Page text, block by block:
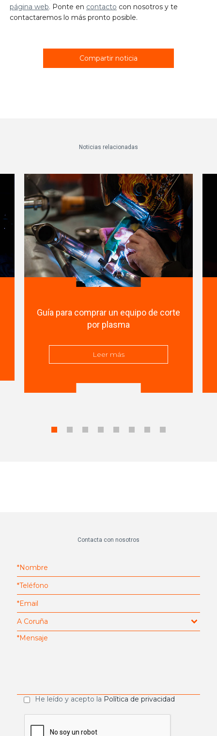
página web. Ponte en contacto con nosotros y te
contactaremos lo más pronto posible.
Compartir noticia
Noticias relacionadas
Guía para comprar un equipo de corte
por plasma
Leer más
Contacta con nosotros
He leído y acepto la Política de privacidad